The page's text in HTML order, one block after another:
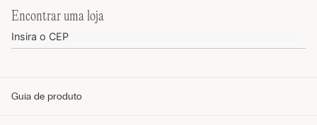
Encontrar uma loja
Guia de produto